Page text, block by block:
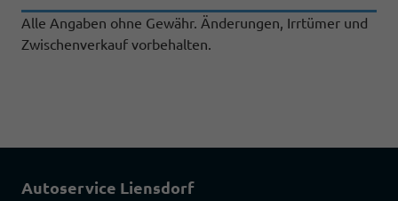
Alle Angaben ohne Gewähr. Änderungen, Irrtümer und
Zwischenverkauf vorbehalten.
Autoservice Liensdorf